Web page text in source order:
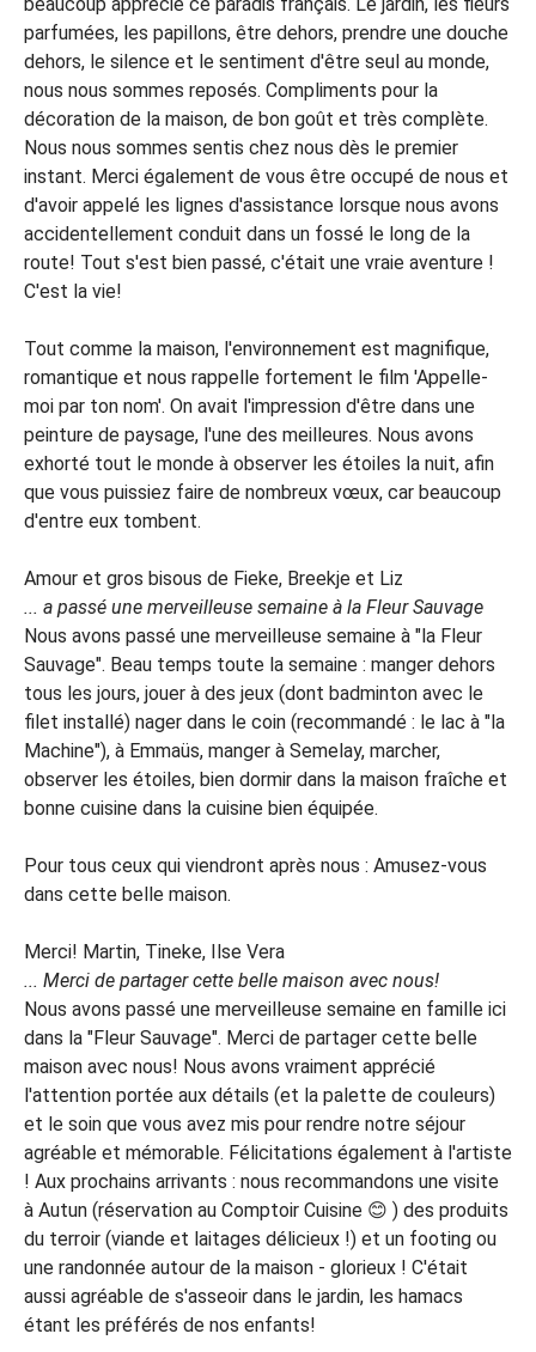
parfumées, les papillons, être dehors, prendre une douche
dehors, le silence et le sentiment d'être seul au monde,
nous nous sommes reposés. Compliments pour la
décoration de la maison, de bon goût et très complète.
Nous nous sommes sentis chez nous dès le premier
instant. Merci également de vous être occupé de nous et
d'avoir appelé les lignes d'assistance lorsque nous avons
accidentellement conduit dans un fossé le long de la
route! Tout s'est bien passé, c'était une vraie aventure !
C'est la vie!
Tout comme la maison, l'environnement est magnifique,
romantique et nous rappelle fortement le film 'Appelle-
moi par ton nom'. On avait l'impression d'être dans une
peinture de paysage, l'une des meilleures. Nous avons
exhorté tout le monde à observer les étoiles la nuit, afin
que vous puissiez faire de nombreux vœux, car beaucoup
d'entre eux tombent.
Amour et gros bisous de Fieke, Breekje et Liz
... a passé une merveilleuse semaine à la Fleur Sauvage
Nous avons passé une merveilleuse semaine à "la Fleur
Sauvage". Beau temps toute la semaine : manger dehors
tous les jours, jouer à des jeux (dont badminton avec le
filet installé) nager dans le coin (recommandé : le lac à "la
Machine"), à Emmaüs, manger à Semelay, marcher,
observer les étoiles, bien dormir dans la maison fraîche et
bonne cuisine dans la cuisine bien équipée.
Pour tous ceux qui viendront après nous : Amusez-vous
dans cette belle maison.
Merci! Martin, Tineke, Ilse Vera
... Merci de partager cette belle maison avec nous!
Nous avons passé une merveilleuse semaine en famille ici
dans la "Fleur Sauvage". Merci de partager cette belle
maison avec nous! Nous avons vraiment apprécié
l'attention portée aux détails (et la palette de couleurs)
et le soin que vous avez mis pour rendre notre séjour
agréable et mémorable. Félicitations également à l'artiste
! Aux prochains arrivants : nous recommandons une visite
à Autun (réservation au Comptoir Cuisine 😊 ) des produits
du terroir (viande et laitages délicieux !) et un footing ou
une randonnée autour de la maison - glorieux ! C'était
aussi agréable de s'asseoir dans le jardin, les hamacs
étant les préférés de nos enfants!